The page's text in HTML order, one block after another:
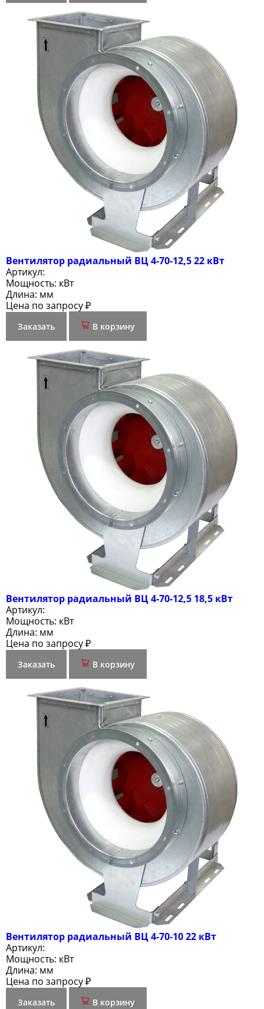
Вентилятор радиальный ВЦ 4-70-12,5 22 кВт
Артикул:
Мощность: кВт
Длина: мм
Цена по запросу ₽
Заказать В корзину
Вентилятор радиальный ВЦ 4-70-12,5 18,5 кВт
Артикул:
Мощность: кВт
Длина: мм
Цена по запросу ₽
Заказать В корзину
Вентилятор радиальный ВЦ 4-70-10 22 кВт
Артикул:
Мощность: кВт
Длина: мм
Цена по запросу ₽
Заказать В корзину